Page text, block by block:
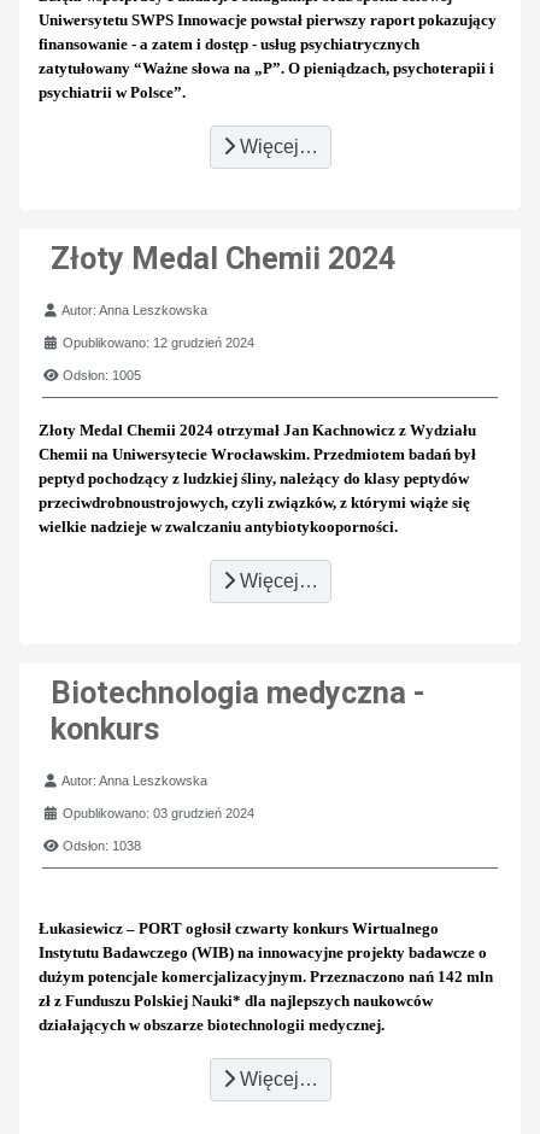
Uniwersytetu SWPS Innowacje powstał pierwszy raport pokazujący
finansowanie - a zatem i dostęp - usług psychiatrycznych
zatytułowany “Ważne słowa na „P”. O pieniądzach, psychoterapii i
psychiatrii w Polsce”.
Więcej…
Złoty Medal Chemii 2024
Szczegóły
Autor:Anna Leszkowska
Opublikowano: 12 grudzień 2024
Odsłon: 1005
Złoty Medal Chemii 2024 otrzymał Jan Kachnowicz z Wydziału
Chemii na Uniwersytecie Wrocławskim. Przedmiotem badań był
peptyd pochodzący z ludzkiej śliny, należący do klasy peptydów
przeciwdrobnoustrojowych, czyli związków, z którymi wiąże się
wielkie nadzieje w zwalczaniu antybiotykooporności.
Więcej…
Biotechnologia medyczna -
konkurs
Szczegóły
Autor:Anna Leszkowska
Opublikowano: 03 grudzień 2024
Odsłon: 1038
Łukasiewicz – PORT ogłosił czwarty konkurs Wirtualnego
Instytutu Badawczego (WIB) na innowacyjne projekty badawcze o
dużym potencjale komercjalizacyjnym. Przeznaczono nań 142 mln
zł z Funduszu Polskiej Nauki* dla najlepszych naukowców
działających w obszarze biotechnologii medycznej.
Więcej…